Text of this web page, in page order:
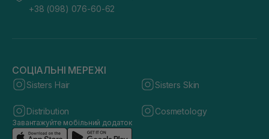
+38 (098) 076-60-62
СОЦІАЛЬНІ МЕРЕЖІ
Sisters Hair Sisters Skin
Distribution Cosmetology
Завантажуйте мобільний додаток